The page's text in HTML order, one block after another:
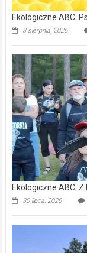
Ekologiczne ABC.
3 sierpnia, 2026
Ekologiczne ABC.
30 lipca, 2026